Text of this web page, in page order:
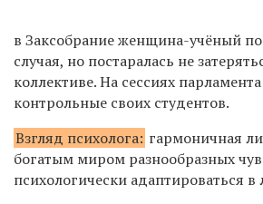
в Заксобрание женщина-учёный
случая, но постаралась не
коллективе. На сессиях
контрольные своих студентов.
Взгляд психолога: гармоничная
богатым миром разнообразных
психологически адаптироваться